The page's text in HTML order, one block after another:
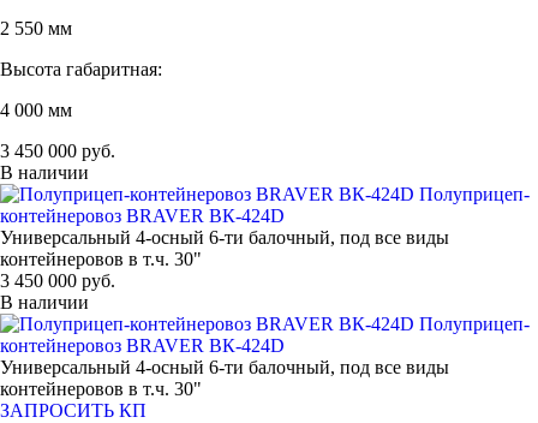
2 550 мм
Высота габаритная:
4 000 мм
3 450 000 руб.
В наличии
Полуприцеп-
контейнеровоз BRAVER BК-424D
Универсальный 4-осный 6-ти балочный, под все виды
контейнеровов в т.ч. 30"
3 450 000 руб.
В наличии
Полуприцеп-
контейнеровоз BRAVER BК-424D
Универсальный 4-осный 6-ти балочный, под все виды
контейнеровов в т.ч. 30"
ЗАПРОСИТЬ КП